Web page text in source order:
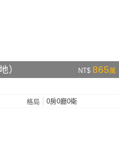
） NT$ 865萬
格局 0房0廳0衛